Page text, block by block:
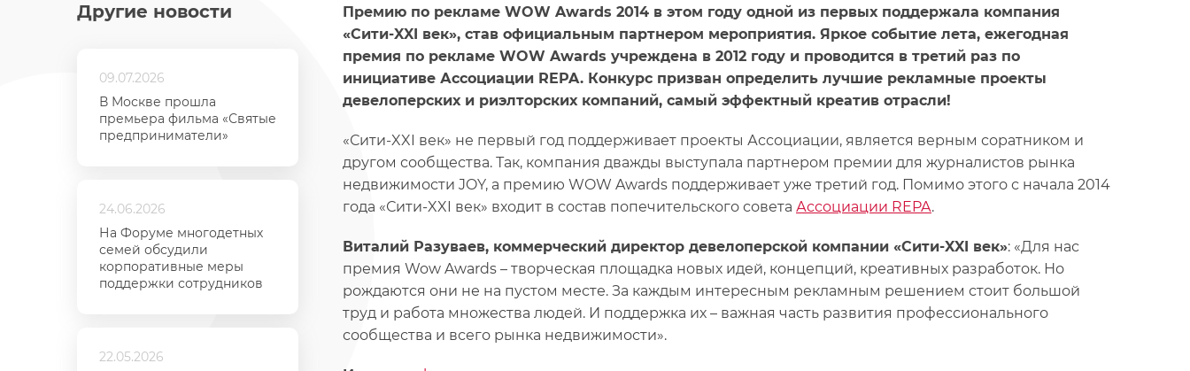
Другие новости
09.07.2026
В Москве прошла
премьера фильма «Святые
предприниматели»
24.06.2026
На Форуме многодетных
семей обсудили
корпоративные меры
поддержки сотрудников
22.05.2026
Премию по рекламе WOW Awards 2014 в этом году одной из первых поддержала компания
«Сити-XXI век», став официальным партнером мероприятия. Яркое событие лета, ежегодная
премия по рекламе WOW Awards учреждена в 2012 году и проводится в третий раз по
инициативе Ассоциации REPA. Конкурс призван определить лучшие рекламные проекты
девелоперских и риэлторских компаний, самый эффектный креатив отрасли!
«Сити-XXI век» не первый год поддерживает проекты Ассоциации, является верным соратником и
другом сообщества. Так, компания дважды выступала партнером премии для журналистов рынка
недвижимости JOY, а премию WOW Awards поддерживает уже третий год. Помимо этого с начала 2014
года «Сити-XXI век» входит в состав попечительского совета Ассоциации REPA.
Виталий Разуваев, коммерческий директор девелоперской компании «Сити-XXI век»: «Для нас
премия Wow Awards – творческая площадка новых идей, концепций, креативных разработок. Но
рождаются они не на пустом месте. За каждым интересным рекламным решением стоит большой
труд и работа множества людей. И поддержка их – важная часть развития профессионального
сообщества и всего рынка недвижимости».